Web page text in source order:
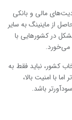
مالی و بانکی
از ماینینگ به سایر
در کشورهایی با
می‌خورد.
کشور، نباید فقط به
با امنیت بالا،
باشد.